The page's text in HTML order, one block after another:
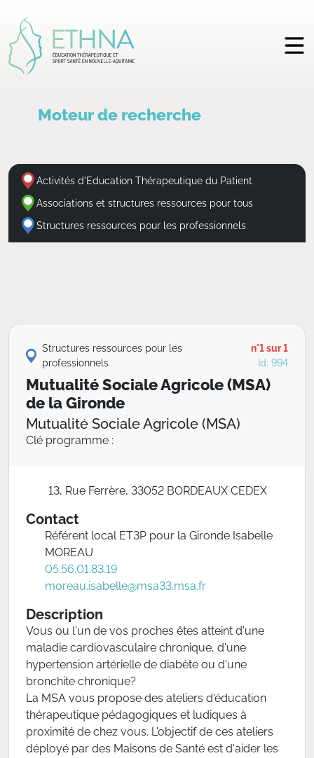
Moteur de recherche
Activités d'Education Thérapeutique du Patient
Associations et structures ressources pour tous
Structures ressources pour les professionnels
Structures ressources pour les
professionnels
n°1 sur 1
Id: 994
Mutualité Sociale Agricole (MSA)
de la Gironde
Mutualité Sociale Agricole (MSA)
Clé programme :
13, Rue Ferrère, 33052 BORDEAUX CEDEX
Contact
Référent local ET3P pour la Gironde Isabelle
MOREAU
05.56.01.83.19
moreau.isabelle@msa33.msa.fr
Description
Vous ou l'un de vos proches êtes atteint d'une
maladie cardiovasculaire chronique, d'une
hypertension artérielle de diabète ou d'une
bronchite chronique?
La MSA vous propose des ateliers d'éducation
thérapeutique pédagogiques et ludiques à
proximité de chez vous. L'objectif de ces ateliers
déployé par des Maisons de Santé est d'aider les